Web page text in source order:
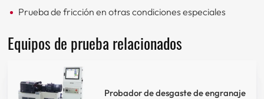
Prueba de fricción en otras condiciones especiales
Equipos de prueba relacionados
Probador de desgaste de engranaje